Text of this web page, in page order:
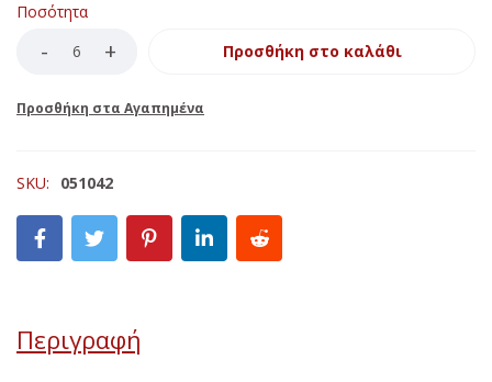
Ποσότητα
Προσθήκη στο καλάθι
SKU: 051042
Περιγραφή